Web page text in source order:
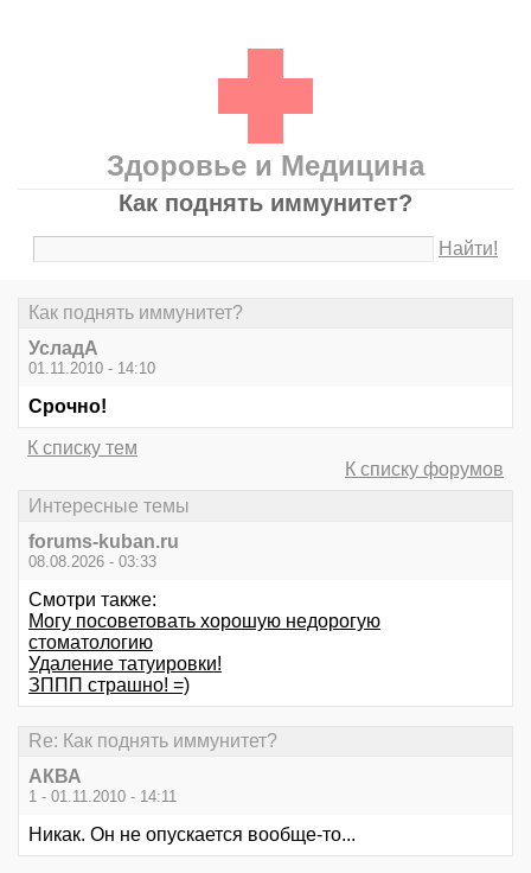
Здоровье и Медицина
Как поднять иммунитет?
Найти!
Как поднять иммунитет?
УсладА
01.11.2010 - 14:10
Срочно!
К списку тем
К списку форумов
Интересные темы
forums-kuban.ru
08.08.2026 - 03:33
Смотри также:
Могу посоветовать хорошую недорогую
стоматологию
Удаление татуировки!
ЗППП страшно! =)
Re: Как поднять иммунитет?
АКВА
1 - 01.11.2010 - 14:11
Никак. Он не опускается вообще-то...